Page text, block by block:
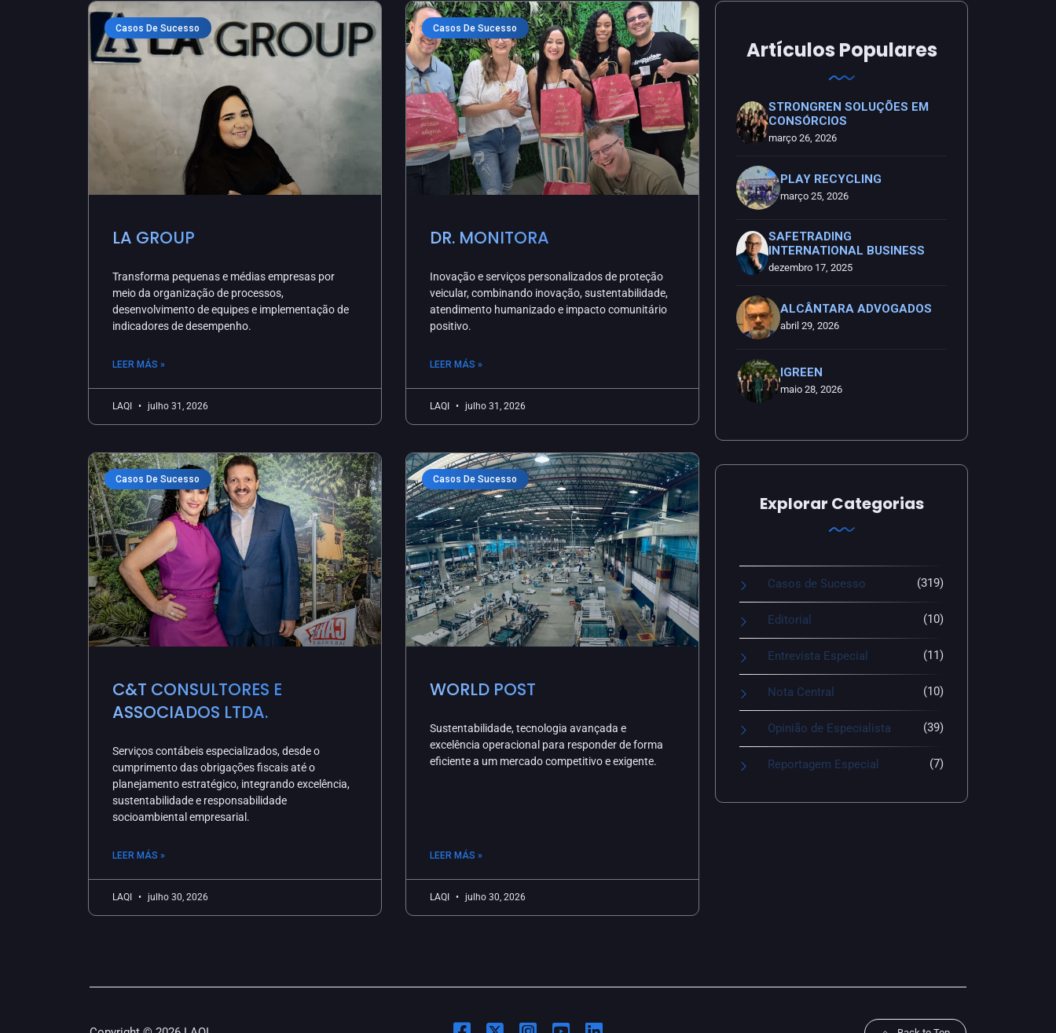
Casos De Sucesso
LA GROUP
Transforma pequenas e médias empresas por
meio da organização de processos,
desenvolvimento de equipes e implementação de
indicadores de desempenho.
LEER MÁS »
LAQI julho 31, 2026
Casos De Sucesso
DR. MONITORA
Inovação e serviços personalizados de proteção
veicular, combinando inovação, sustentabilidade,
atendimento humanizado e impacto comunitário
positivo.
LEER MÁS »
LAQI julho 31, 2026
Casos De Sucesso
C&T CONSULTORES E
ASSOCIADOS LTDA.
Serviços contábeis especializados, desde o
cumprimento das obrigações fiscais até o
planejamento estratégico, integrando excelência,
sustentabilidade e responsabilidade
socioambiental empresarial.
LEER MÁS »
LAQI julho 30, 2026
Casos De Sucesso
WORLD POST
Sustentabilidade, tecnologia avançada e
excelência operacional para responder de forma
eficiente a um mercado competitivo e exigente.
LEER MÁS »
LAQI julho 30, 2026
Artículos Populares
STRONGREN SOLUÇÕES EM
CONSÓRCIOS
março 26, 2026
PLAY RECYCLING
março 25, 2026
SAFETRADING
INTERNATIONAL BUSINESS
dezembro 17, 2025
ALCÂNTARA ADVOGADOS
abril 29, 2026
IGREEN
maio 28, 2026
Explorar Categorias
Casos de Sucesso (319)
Editorial (10)
Entrevista Especial (11)
Nota Central (10)
Opinião de Especialista (39)
Reportagem Especial (7)